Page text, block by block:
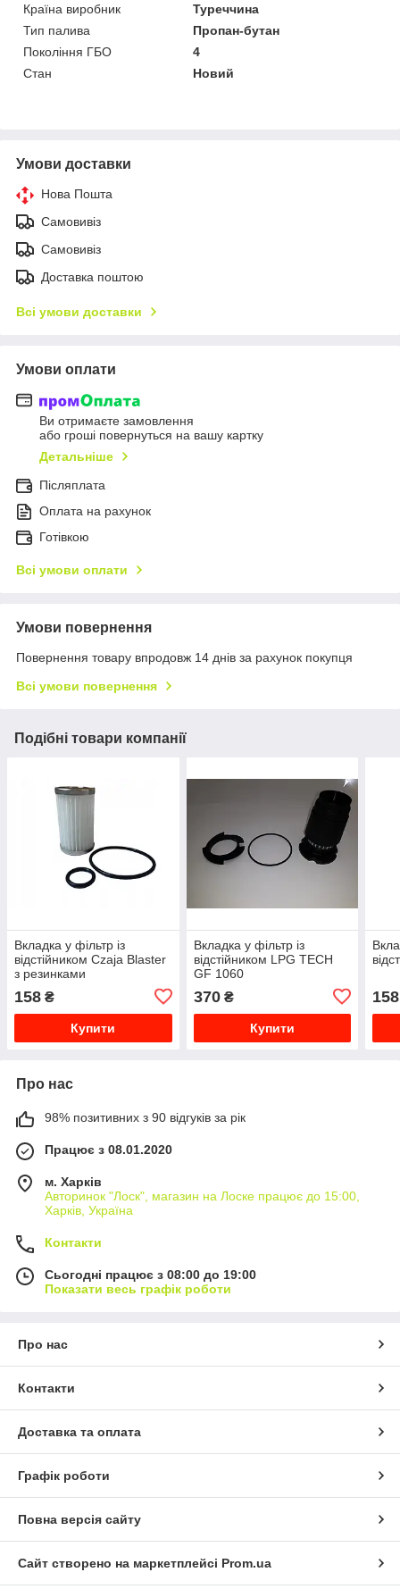
Країна виробник
Туреччина
Тип палива
Пропан-бутан
Покоління ГБО
4
Стан
Новий
Умови доставки
Нова Пошта
Самовивіз
Самовивіз
Доставка поштою
Всі умови доставки
Умови оплати
Ви отримаєте замовлення
або гроші повернуться на вашу картку
Детальніше
Післяплата
Оплата на рахунок
Готівкою
Всі умови оплати
Умови повернення
Повернення товару впродовж 14 днів за рахунок покупця
Всі умови повернення
Подібні товари компанії
Вкладка у фільтр із
відстійником Czaja Blaster
з резинками
158 ₴
Купити
Вкладка у фільтр із
відстійником LPG TECH
GF 1060
370₴
Купити
158
Про нас
98% позитивних з 90 відгуків за рік
Працює з 08.01.2020
м. Харків
Авторинок "Лоск", магазин на Лоске працює до 15:00,
Харків, Україна
Контакти
Сьогодні працює з 08:00 до 19:00
Показати весь графік роботи
Про нас
Контакти
Доставка та оплата
Графік роботи
Повна версія сайту
Сайт створено на маркетплейсі Prom.ua